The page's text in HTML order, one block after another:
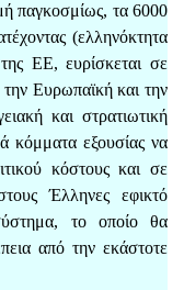
παγκοσμίως, τα 6000
(ελληνόκτητα
ΕΕ, ευρίσκεται σε
Ευρωπαϊκή και την
και στρατιωτική
κόμματα εξουσίας να
κόστους και σε
Έλληνες εφικτό
το οποίο θα
από την εκάστοτε